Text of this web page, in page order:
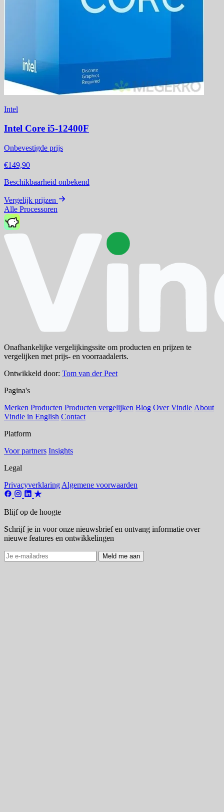
Intel
Intel Core i5-12400F
Onbevestigde prijs
€149,90
Beschikbaarheid onbekend
Vergelijk prijzen
Alle Processoren
Onafhankelijke vergelijkingssite om producten en prijzen te
vergelijken met prijs- en voorraadalerts.
Ontwikkeld door: Tom van der Peet
Pagina's
Merken Producten Producten vergelijken Blog Over Vindle About
Vindle in English Contact
Platform
Voor partners Insights
Legal
Privacyverklaring Algemene voorwaarden
Blijf op de hoogte
Schrijf je in voor onze nieuwsbrief en ontvang informatie over
nieuwe features en ontwikkelingen
Meld me aan